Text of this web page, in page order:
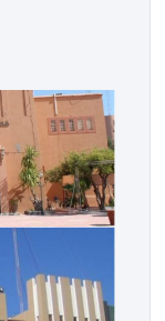
ادراج 10
تعاقد سياسي مع
الانتخابية إلى